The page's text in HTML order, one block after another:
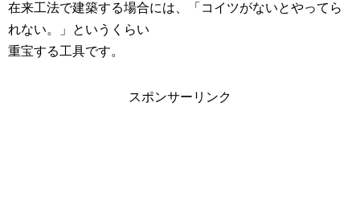
在来工法で建築する場合には、「コイツがないとやってら
れない。」というくらい
重宝する工具です。
スポンサーリンク